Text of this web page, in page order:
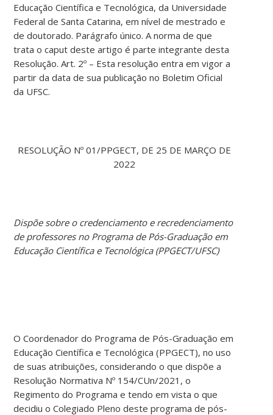
Educação Científica e Tecnológica, da Universidade
Federal de Santa Catarina, em nível de mestrado e
de doutorado. Parágrafo único. A norma de que
trata o caput deste artigo é parte integrante desta
Resolução. Art. 2º – Esta resolução entra em vigor a
partir da data de sua publicação no Boletim Oficial
da UFSC.
RESOLUÇÃO Nº 01/PPGECT, DE 25 DE MARÇO DE
2022
Dispõe sobre o credenciamento e recredenciamento
de professores no Programa de Pós-Graduação em
Educação Científica e Tecnológica (PPGECT/UFSC)
O Coordenador do Programa de Pós-Graduação em
Educação Científica e Tecnológica (PPGECT), no uso
de suas atribuições, considerando o que dispõe a
Resolução Normativa Nº 154/CUn/2021, o
Regimento do Programa e tendo em vista o que
decidiu o Colegiado Pleno deste programa de pós-